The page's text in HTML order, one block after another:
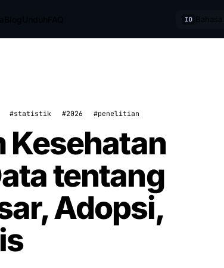
ID
#statistik #2026 #penelitian
Kesehatan
tentang
Adopsi,